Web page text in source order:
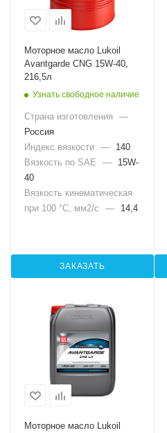
Моторное масло Lukoil
Avantgarde CNG 15W-40,
216,5л
Узнать свободное наличие
Страна изготовления
—
Россия
Индекс вязкости —
140
Вязкость по SAE
—
15W-
40
Вязкость кинематическая
при 100 °С, мм2/с
— 14,4
ЗАКАЗАТЬ
Моторное масло Lukoil